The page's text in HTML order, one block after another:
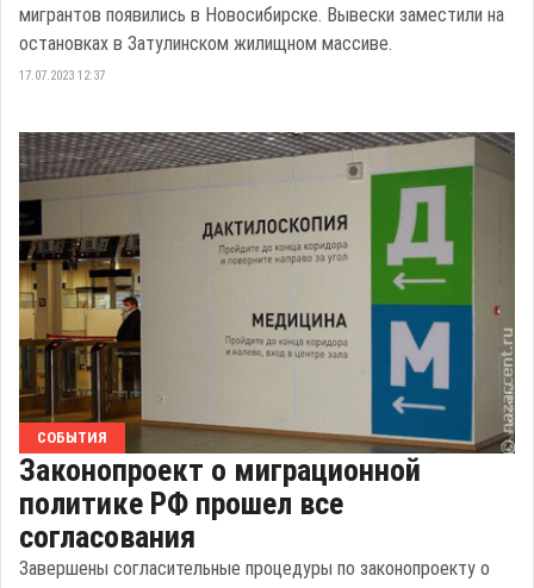
мигрантов появились в Новосибирске. Вывески заместили на
остановках в Затулинском жилищном массиве.
17.07.2023 12:37
СОБЫТИЯ
Законопроект о миграционной
политике РФ прошел все
согласования
Завершены согласительные процедуры по законопроекту о